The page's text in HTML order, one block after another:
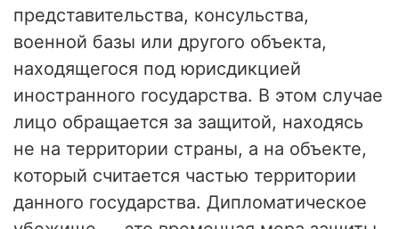
представительства, консульства,
военной базы или другого объекта,
находящегося под юрисдикцией
иностранного государства. В этом случае
лицо обращается за защитой, находясь
не на территории страны, а на объекте,
который считается частью территории
данного государства. Дипломатическое